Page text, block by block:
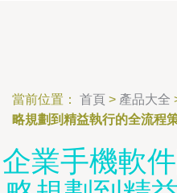
當前位置： 首頁 > 產品大全
略規劃到精益執行的全流程
企業手機軟